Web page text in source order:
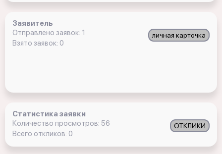
Заявитель
личная карточка
Отправлено заявок: 1
Взято заявок: 0
Статистика заявки
ОТКЛИКИ
Количество просмотров: 56
Всего откликов: 0